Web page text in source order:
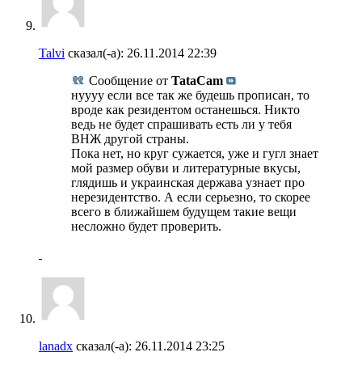
Talvi сказал(-а): 26.11.2014 22:39
Сообщение от TataCam
нуууу если все так же будешь прописан, то
вроде как резидентом останешься. Никто
ведь не будет спрашивать есть ли у тебя
ВНЖ другой страны.
Пока нет, но круг сужается, уже и гугл знает
мой размер обуви и литературные вкусы,
глядишь и украинская держава узнает про
нерезидентство. А если серьезно, то скорее
всего в ближайшем будущем такие вещи
несложно будет проверить.
lanadx сказал(-а): 26.11.2014 23:25